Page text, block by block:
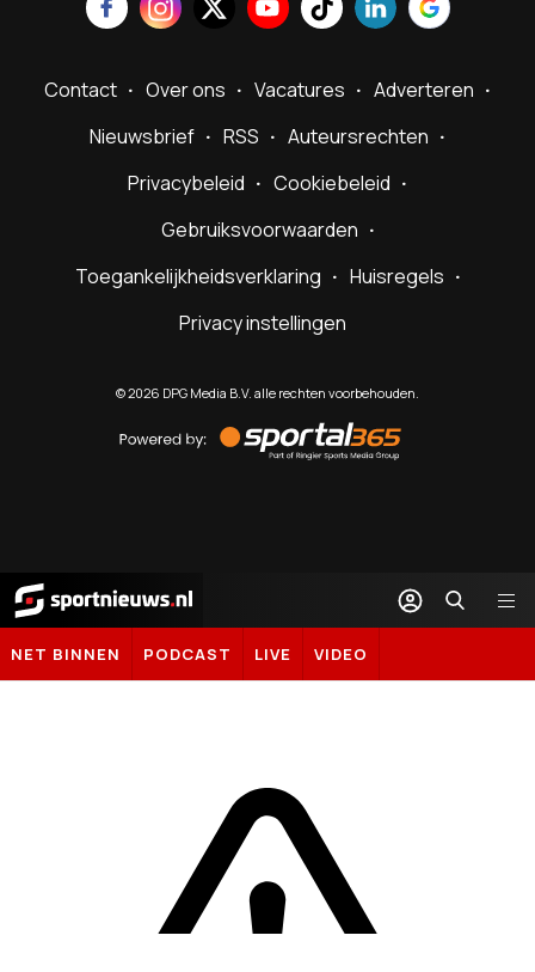
Contact Over ons Vacatures
Adverteren
Nieuwsbrief
RSS
Auteursrechten
Privacybeleid
Cookiebeleid
Gebruiksvoorwaarden
Toegankelijkheidsverklaring
Huisregels
Privacy instellingen
©2026 DPG Media B.V. alle rechten voorbehouden.
by
Sportal365
Sportnieuws.nl
NET BINNEN PODCAST LIVE VIDEO